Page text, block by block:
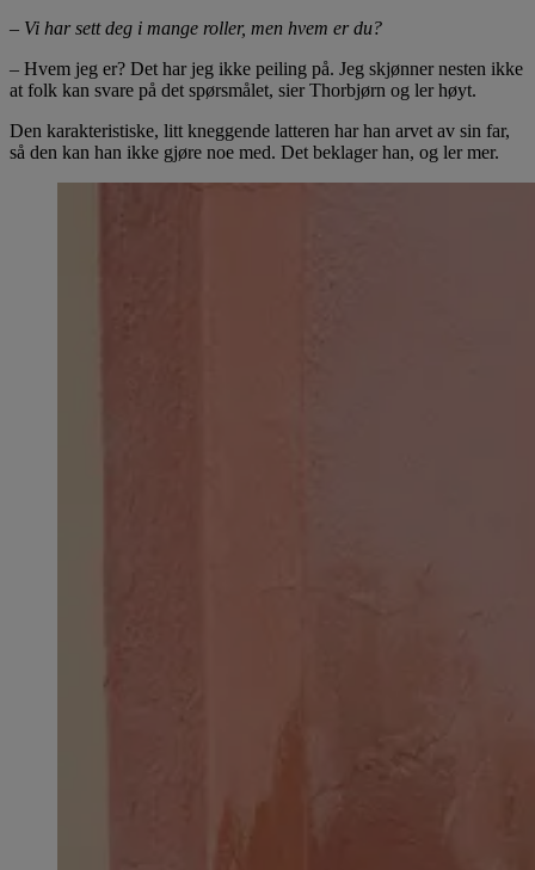
– Vi har sett deg i mange roller, men hvem er du?
– Hvem jeg er? Det har jeg ikke peiling på. Jeg skjønner nesten ikke
at folk kan svare på det spørsmålet, sier Thorbjørn og ler høyt.
Den karakteristiske, litt kneggende latteren har han arvet av sin far,
så den kan han ikke gjøre noe med. Det beklager han, og ler mer.